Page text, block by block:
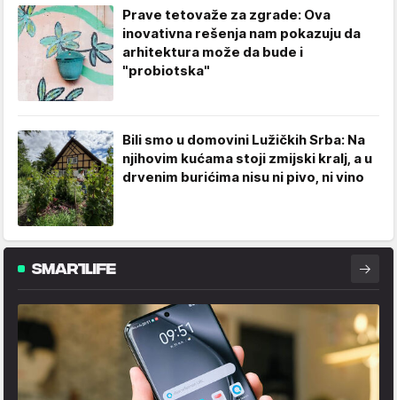
Prave tetovaže za zgrade: Ova
inovativna rešenja nam pokazuju da
arhitektura može da bude i
"probiotska"
Bili smo u domovini Lužičkih Srba: Na
njihovim kućama stoji zmijski kralj, a u
drvenim burićima nisu ni pivo, ni vino